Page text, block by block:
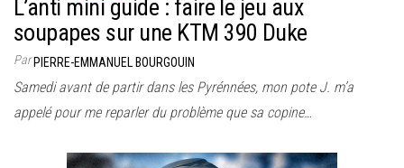
L’anti mini guide : faire le jeu aux
soupapes sur une KTM 390 Duke
ParPIERRE-EMMANUEL BOURGOUIN
Samedi avant de partir dans les Pyrénnées, mon pote J. m’a
appelé pour me reparler du problème que sa copine…